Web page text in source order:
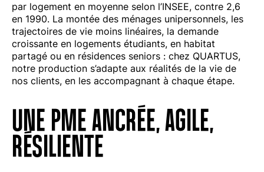
par logement en moyenne selon l’INSEE, contre 2,6
en 1990. La montée des ménages unipersonnels, les
trajectoires de vie moins linéaires, la demande
croissante en logements étudiants, en habitat
partagé ou en résidences seniors : chez QUARTUS,
notre production s’adapte aux réalités de la vie de
nos clients, en les accompagnant à chaque étape.
UNE PME ANCRÉE, AGILE,
RÉSILIENTE